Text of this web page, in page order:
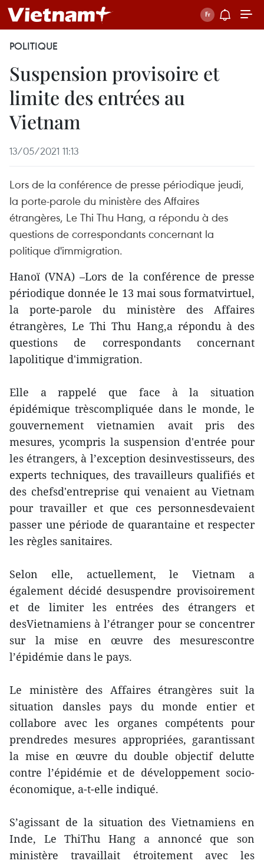
POLITIQUE
Suspension provisoire et
limite des entrées au
Vietnam
13/05/2021 11:13
Lors de la conférence de presse périodique jeudi,
la porte-parole du ministère des Affaires
étrangères, Le Thi Thu Hang, a répondu à des
questions de correspondants concernant la
politique d'immigration.
Hanoï (VNA) –Lors de la conférence de presse
périodique donnée le 13 mai sous formatvirtuel,
la porte-parole du ministère des Affaires
étrangères, Le Thi Thu Hang,a répondu à des
questions de correspondants concernant
lapolitique d'immigration.
Elle a rappelé que face à la situation
épidémique trèscompliquée dans le monde, le
gouvernement vietnamien avait pris des
mesures, ycompris la suspension d'entrée pour
les étrangers, à l’exception desinvestisseurs, des
experts techniques, des travailleurs qualifiés et
des chefsd'entreprise qui venaient au Vietnam
pour travailler et que ces personnesdevaient
passer une période de quarantaine et respecter
les règles sanitaires.
Selon elle, actuellement, le Vietnam a
également décidé desuspendre provisoirement
et de limiter les entrées des étrangers et
desVietnamiens à l’étranger pour se concentrer
sur la mise en œuvre des mesurescontre
l’épidémie dans le pays.
Le ministère des Affaires étrangères suit la
situation dansles pays du monde entier et
collabore avec les organes compétents pour
prendredes mesures appropriées, garantissant
la mise en œuvre du double objectif delutte
contre l’épidémie et de développement socio-
économique, a-t-elle indiqué.
S’agissant de la situation des Vietnamiens en
Inde, Le ThiThu Hang a annoncé que son
ministère travaillait étroitement avec les